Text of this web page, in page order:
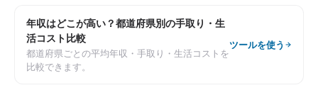
年収はどこが高い？都道府県別の手取り・生
活コスト比較
都道府県ごとの平均年収・手取り・生活コストを
比較できます。
ツールを使う